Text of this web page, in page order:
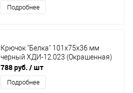
Подробнее
Крючок "Белка" 101х75х36 мм
черный ХДИ-12.023 (Окрашенная)
788 руб. / шт
Подробнее